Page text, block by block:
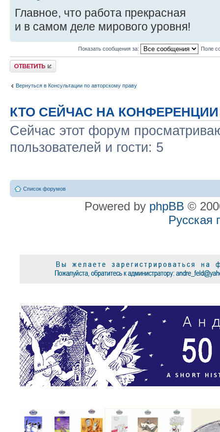
Главное, что работа прекрасная
и в самом деле мирового уровня!
Показать сообщения за: Поле
Ответить
Вернуться в Консультации по авторскому праву
КТО СЕЙЧАС НА КОНФЕРЕНЦИИ
Сейчас этот форум
пользователей и гости: 5
Список форумов
Powered by phpBB ©
Русская